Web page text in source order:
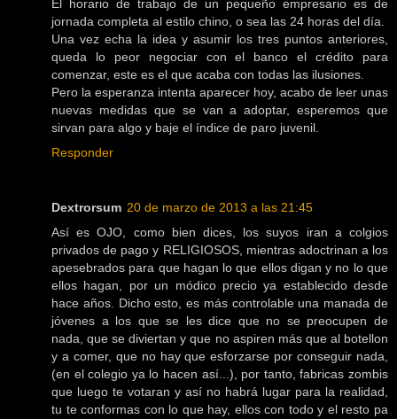
El horario de trabajo de un pequeño empresario es de
jornada completa al estilo chino, o sea las 24 horas del día.
Una vez echa la idea y asumir los tres puntos anteriores,
queda lo peor negociar con el banco el crédito para
comenzar, este es el que acaba con todas las ilusiones.
Pero la esperanza intenta aparecer hoy, acabo de leer unas
nuevas medidas que se van a adoptar, esperemos que
sirvan para algo y baje el índice de paro juvenil.
Responder
Dextrorsum 20 de marzo de 2013 a las 21:45
Así es OJO, como bien dices, los suyos iran a colgios
privados de pago y RELIGIOSOS, mientras adoctrinan a los
apesebrados para que hagan lo que ellos digan y no lo que
ellos hagan, por un módico precio ya establecido desde
hace años. Dicho esto, es más controlable una manada de
jóvenes a los que se les dice que no se preocupen de
nada, que se diviertan y que no aspiren más que al botellon
y a comer, que no hay que esforzarse por conseguir nada,
(en el colegio ya lo hacen así...), por tanto, fabricas zombis
que luego te votaran y así no habrá lugar para la realidad,
tu te conformas con lo que hay, ellos con todo y el resto pa